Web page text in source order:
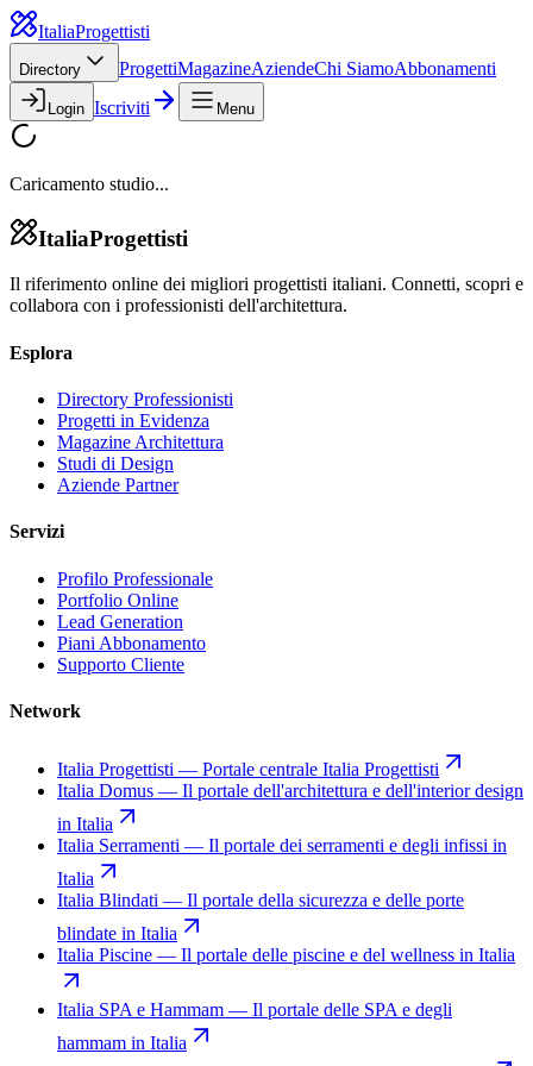
ItaliaProgettisti
Directory ProgettiMagazineAziendeChi SiamoAbbonamenti
Login Iscriviti Menu
Caricamento studio...
ItaliaProgettisti
Il riferimento online dei migliori progettisti italiani. Connetti, scopri e
collabora con i professionisti dell'architettura.
Esplora
Directory Professionisti
Progetti in Evidenza
Magazine Architettura
Studi di Design
Aziende Partner
Servizi
Profilo Professionale
Portfolio Online
Lead Generation
Piani Abbonamento
Supporto Cliente
Network
Italia Progettisti — Portale centrale Italia Progettisti
Italia Domus — Il portale dell'architettura e dell'interior design
in Italia
Italia Serramenti — Il portale dei serramenti e degli infissi in
Italia
Italia Blindati — Il portale della sicurezza e delle porte
blindate in Italia
Italia Piscine — Il portale delle piscine e del wellness in Italia
Italia SPA e Hammam — Il portale delle SPA e degli
hammam in Italia